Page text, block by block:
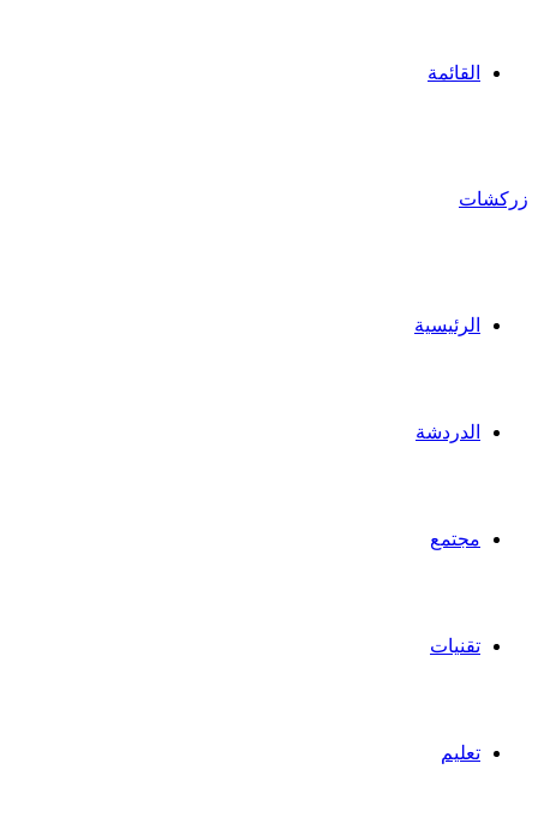
القائمة
زركشات
الرئيسية
الدردشة
مجتمع
تقنيات
تعليم